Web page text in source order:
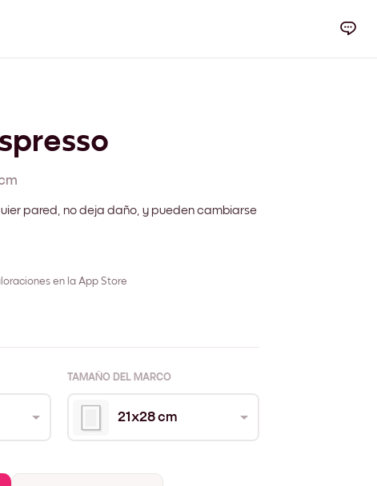
pared, no deja daño, y pueden cambiarse
en la App Store
TAMAÑO DEL MARCO
21x28 cm